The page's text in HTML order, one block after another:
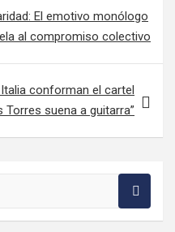
El emotivo monólogo
al compromiso colectivo
conforman el cartel
Torres suena a guitarra”